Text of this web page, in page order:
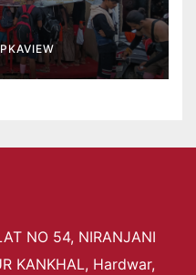
NO 54, NIRANJANI
KANKHAL, Hardwar,